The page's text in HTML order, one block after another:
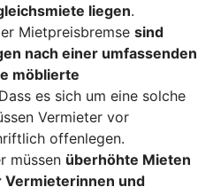
liegen.
Mietpreisbremse sind
nach einer umfassenden
möblierte
es sich um eine solche
Vermieter vor
offenlegen.
müssen überhöhte Mieten
und